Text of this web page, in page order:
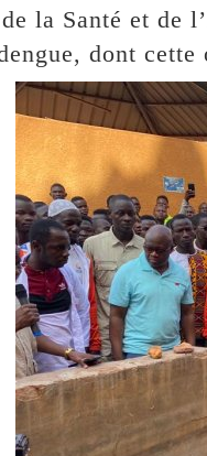
la Santé et de
dont